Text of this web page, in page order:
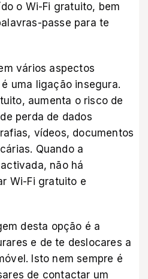
o Wi-Fi gratuito, bem
passe para te
vários aspectos
uma ligação insegura.
aumenta o risco de
perda de dados
vídeos, documentos
Quando a
não há
Wi-Fi gratuito e
desta opção é a
e de te deslocares a
Isto nem sempre é
de contactar um